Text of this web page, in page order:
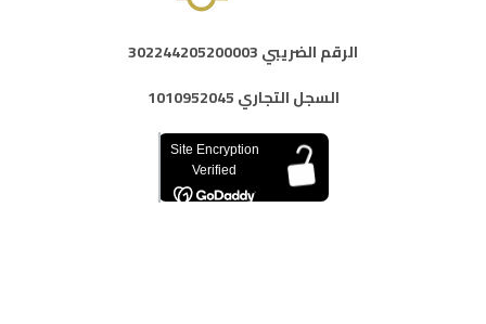
الرقم الضريبي 302244205200003
السجل التجاري 1010952045